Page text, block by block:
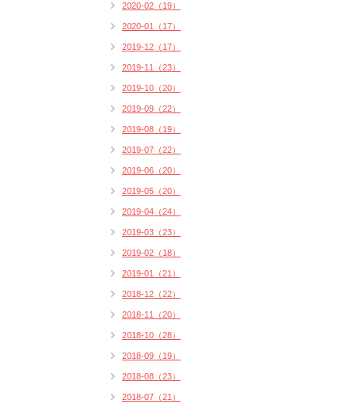
2020-02（19）
2020-01（17）
2019-12（17）
2019-11（23）
2019-10（20）
2019-09（22）
2019-08（19）
2019-07（22）
2019-06（20）
2019-05（20）
2019-04（24）
2019-03（23）
2019-02（18）
2019-01（21）
2018-12（22）
2018-11（20）
2018-10（28）
2018-09（19）
2018-08（23）
2018-07（21）